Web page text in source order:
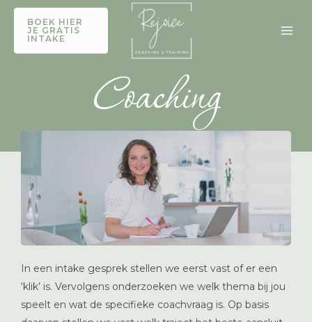
BOEK HIER
JE GRATIS
INTAKE
Coaching
In een intake gesprek stellen we eerst vast of er een
‘klik’ is. Vervolgens onderzoeken we welk thema bij jou
speelt en wat de specifieke coachvraag is. Op basis